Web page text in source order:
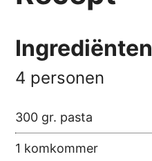
Ingrediënten
4 personen
300 gr. pasta
1 komkommer